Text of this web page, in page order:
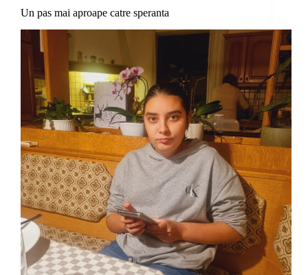
Un pas mai aproape catre speranta